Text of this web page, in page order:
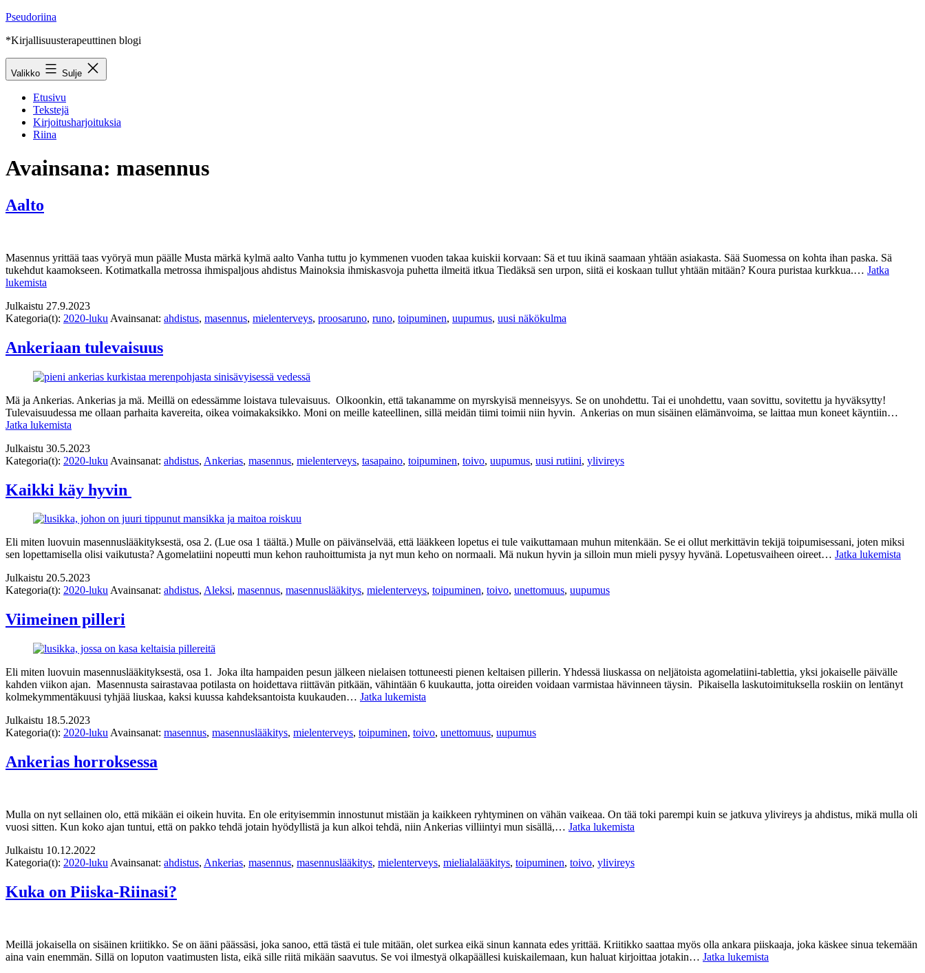
Siirry
Pseudoriina
*Kirjallisuusterapeuttinen blogi
Valikko Sulje
Etusivu
Tekstejä
Kirjoitusharjoituksia
Riina
Avainsana: masennus
Aalto
Masennus yrittää taas vyöryä mun päälle Musta märkä kylmä aalto Vanha tuttu jo kymmenen vuoden takaa kuiskii korvaan: Sä et tuu ikinä saamaan yhtään asiakasta. Sää Suomessa on kohta ihan paska. Sä
tukehdut kaamokseen. Kotimatkalla metrossa ihmispaljous ahdistus Mainoksia ihmiskasvoja puhetta ilmeitä itkua Tiedäksä sen urpon, siitä ei koskaan tullut yhtään mitään? Koura puristaa kurkkua.… Jatka
lukemista
Julkaistu 27.9.2023
Kategoria(t): 2020-luku Avainsanat: ahdistus, masennus, mielenterveys, proosaruno, runo, toipuminen, uupumus, uusi näkökulma
Ankeriaan tulevaisuus
Mä ja Ankerias. Ankerias ja mä. Meillä on edessämme loistava tulevaisuus. Olkoonkin, että takanamme on myrskyisä menneisyys. Se on unohdettu. Tai ei unohdettu, vaan sovittu, sovitettu ja hyväksytty!
Tulevaisuudessa me ollaan parhaita kavereita, oikea voimakaksikko. Moni on meille kateellinen, sillä meidän tiimi toimii niin hyvin. Ankerias on mun sisäinen elämänvoima, se laittaa mun koneet käyntiin…
Jatka lukemista
Julkaistu 30.5.2023
Kategoria(t): 2020-luku Avainsanat: ahdistus, Ankerias, masennus, mielenterveys, tasapaino, toipuminen, toivo, uupumus, uusi rutiini, ylivireys
Kaikki käy hyvin
Eli miten luovuin masennuslääkityksestä, osa 2. (Lue osa 1 täältä.) Mulle on päivänselvää, että lääkkeen lopetus ei tule vaikuttamaan muhun mitenkään. Se ei ollut merkittävin tekijä toipumisessani, joten miksi
sen lopettamisella olisi vaikutusta? Agomelatiini nopeutti mun kehon rauhoittumista ja nyt mun keho on normaali. Mä nukun hyvin ja silloin mun mieli pysyy hyvänä. Lopetusvaiheen oireet… Jatka lukemista
Julkaistu 20.5.2023
Kategoria(t): 2020-lukuAvainsanat: ahdistus, Aleksi, masennus, masennuslääkitys, mielenterveys, toipuminen, toivo, unettomuus, uupumus
Viimeinen pilleri
Eli miten luovuin masennuslääkityksestä, osa 1. Joka ilta hampaiden pesun jälkeen nielaisen tottuneesti pienen keltaisen pillerin. Yhdessä liuskassa on neljätoista agomelatiini-tablettia, yksi jokaiselle päivälle
kahden viikon ajan. Masennusta sairastavaa potilasta on hoidettava riittävän pitkään, vähintään 6 kuukautta, jotta oireiden voidaan varmistaa hävinneen täysin. Pikaisella laskutoimituksella roskiin on lentänyt
kolmekymmentäkuusi tyhjää liuskaa, kaksi kuussa kahdeksantoista kuukauden… Jatka lukemista
Julkaistu 18.5.2023
Kategoria(t): 2020-luku Avainsanat: masennus, masennuslääkitys, mielenterveys, toipuminen, toivo, unettomuus, uupumus
Ankerias horroksessa
Mulla on nyt sellainen olo, että mikään ei oikein huvita. En ole erityisemmin innostunut mistään ja kaikkeen ryhtyminen on vähän vaikeaa. On tää toki parempi kuin se jatkuva ylivireys ja ahdistus, mikä mulla oli
vuosi sitten. Kun koko ajan tuntui, että on pakko tehdä jotain hyödyllistä ja kun alkoi tehdä, niin Ankerias villiintyi mun sisällä,… Jatka lukemista
Julkaistu 10.12.2022
Kategoria(t): 2020-luku Avainsanat: ahdistus, Ankerias, masennus, masennuslääkitys, mielenterveys, mielialalääkitys, toipuminen, toivo, ylivireys
Kuka on Piiska-Riinasi?
Meillä jokaisella on sisäinen kriitikko. Se on ääni päässäsi, joka sanoo, että tästä ei tule mitään, olet surkea eikä sinun kannata edes yrittää. Kriitikko saattaa myös olla ankara piiskaaja, joka käskee sinua tekemään
aina vain enemmän. Sillä on loputon vaatimusten lista, eikä sille riitä mikään saavutus. Se voi ilmestyä olkapäällesi kuiskailemaan, kun haluat kirjoittaa jotakin… Jatka lukemista